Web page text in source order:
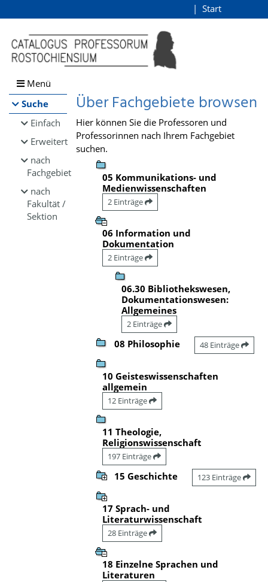
Browsen
direkt zum Inhalt
Start
Menü
Suche
Einfach
Erweitert
nach
Fachgebiet
nach
Fakultät /
Sektion
Über Fachgebiete browsen
Hier können Sie die Professoren und
Professorinnen nach Ihrem Fachgebiet
suchen.
05 Kommunikations- und
Medienwissenschaften
2 Einträge
06 Information und
Dokumentation
2 Einträge
06.30 Bibliothekswesen,
Dokumentationswesen:
Allgemeines
2 Einträge
08 Philosophie 48 Einträge
10 Geisteswissenschaften
allgemein
12 Einträge
11 Theologie,
Religionswissenschaft
197 Einträge
15 Geschichte 123 Einträge
17 Sprach- und
Literaturwissenschaft
28 Einträge
18 Einzelne Sprachen und
Literaturen